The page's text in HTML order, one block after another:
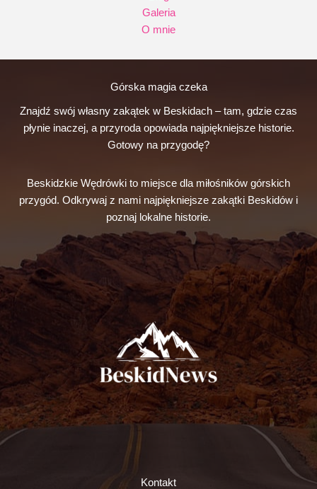
Galeria
O mnie
Górska magia czeka
Znajdź swój własny zakątek w Beskidach – tam, gdzie czas
płynie inaczej, a przyroda opowiada najpiękniejsze historie.
Gotowy na przygodę?
Beskidzkie Wędrówki to miejsce dla miłośników górskich
przygód. Odkrywaj z nami najpiękniejsze zakątki Beskidów i
poznaj lokalne historie.
Kontakt